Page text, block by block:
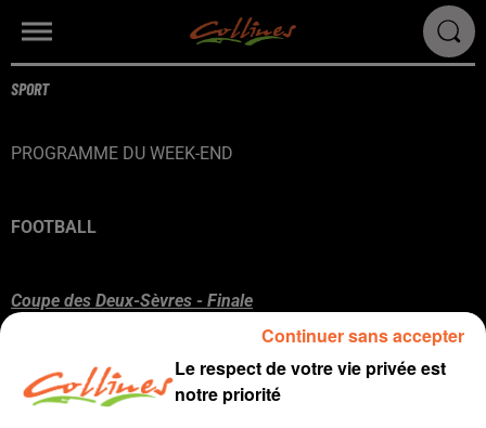
SPORT
PROGRAMME DU WEEK-END
FOOTBALL
Coupe des Deux-Sèvres - Finale
Parthenay-Viennay (2) - Nueillaubiers (2)
Le respect de votre vie privée est
notre priorité
Continuer sans accepter